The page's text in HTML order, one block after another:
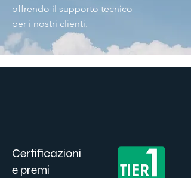
offrendo il supporto tecnico
per i nostri clienti.
Certificazioni
e premi